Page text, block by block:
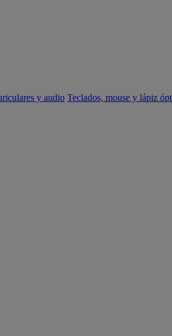
y audio Teclados, mouse y lápiz